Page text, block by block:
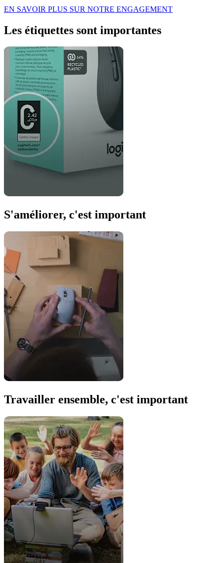
EN SAVOIR PLUS SUR NOTRE ENGAGEMENT
Les étiquettes sont importantes
S'améliorer, c'est important
Travailler ensemble, c'est important